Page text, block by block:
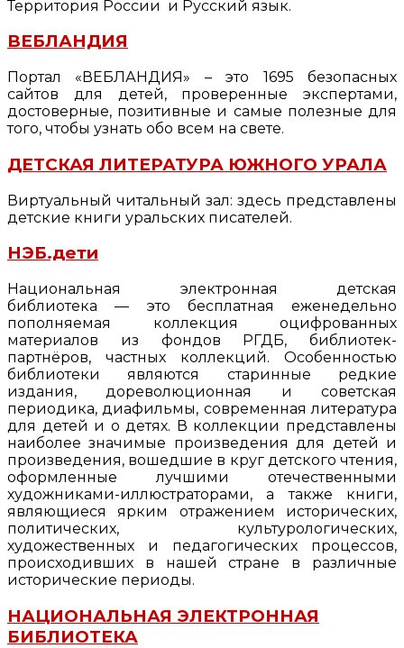
Территория России и Русский язык.
ВЕБЛАНДИЯ
Портал «ВЕБЛАНДИЯ» – это 1695 безопасных
сайтов для детей, проверенные экспертами,
достоверные, позитивные и самые полезные для
того, чтобы узнать обо всем на свете.
ДЕТСКАЯ ЛИТЕРАТУРА ЮЖНОГО УРАЛА
Виртуальный читальный зал: здесь представлены
детские книги уральских писателей.
НЭБ.дети
Национальная электронная детская
библиотека — это бесплатная еженедельно
пополняемая коллекция оцифрованных
материалов из фондов РГДБ, библиотек-
партнёров, частных коллекций. Особенностью
библиотеки являются старинные редкие
издания, дореволюционная и советская
периодика, диафильмы, современная литература
для детей и о детях. В коллекции представлены
наиболее значимые произведения для детей и
произведения, вошедшие в круг детского чтения,
оформленные лучшими отечественными
художниками-иллюстраторами, а также книги,
являющиеся ярким отражением исторических,
политических, культурологических,
художественных и педагогических процессов,
происходивших в нашей стране в различные
исторические периоды.
НАЦИОНАЛЬНАЯ ЭЛЕКТРОННАЯ
БИБЛИОТЕКА